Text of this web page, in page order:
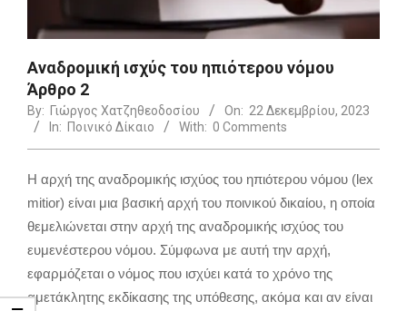
Αναδρομική ισχύς του ηπιότερου νόμου
Άρθρο 2
By: Γιώργος Χατζηθεοδοσίου On: 22 Δεκεμβρίου, 2023
In: Ποινικό Δίκαιο With: 0 Comments
Η αρχή της αναδρομικής ισχύος του ηπιότερου νόμου (lex
mitior) είναι μια βασική αρχή του ποινικού δικαίου, η οποία
θεμελιώνεται στην αρχή της αναδρομικής ισχύος του
ευμενέστερου νόμου. Σύμφωνα με αυτή την αρχή,
εφαρμόζεται ο νόμος που ισχύει κατά το χρόνο της
αμετάκλητης εκδίκασης της υπόθεσης, ακόμα και αν είναι